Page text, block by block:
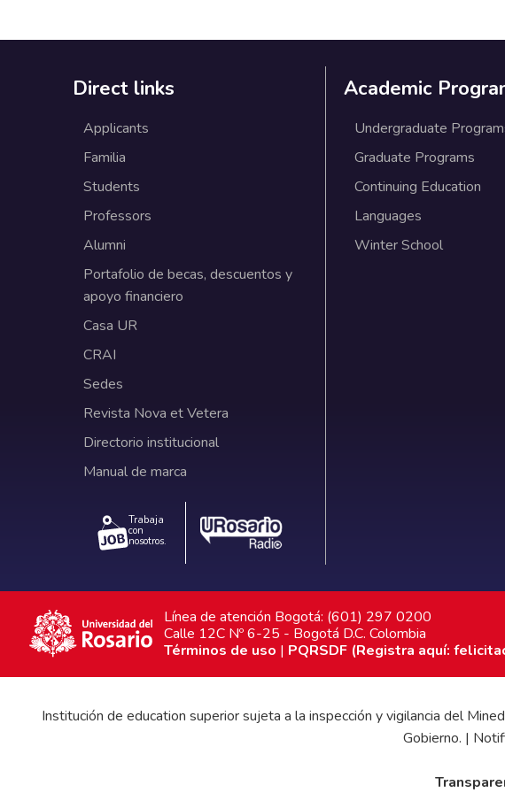
Direct links
Applicants
Familia
Students
Professors
Alumni
Portafolio de becas, descuentos y
apoyo financiero
Casa UR
CRAI
Sedes
Revista Nova et Vetera
Directorio institucional
Manual de marca
Trabaja
con
nosotros.
Academic
Undergraduate
Graduate Programs
Continuing Education
Languages
Winter School
Línea de atención Bogotá: (601) 297 0200
Calle 12C Nº 6-25 - Bogotá D.C. Colombia
Términos de uso | PQRSDF (Registra aquí:
Institución de education superior sujeta a la inspección y vigilancia del
Gobierno. |